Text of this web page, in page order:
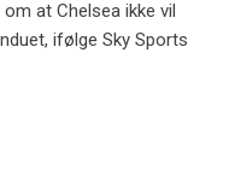
at Chelsea ikke vil
ifølge Sky Sports